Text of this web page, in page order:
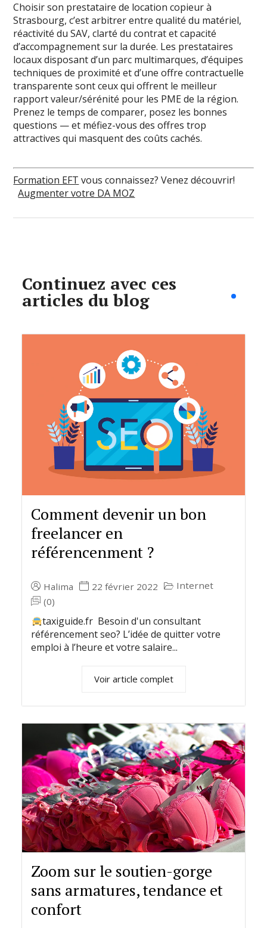
Choisir son prestataire de location copieur à
Strasbourg, c’est arbitrer entre qualité du matériel,
réactivité du SAV, clarté du contrat et capacité
d’accompagnement sur la durée. Les prestataires
locaux disposant d’un parc multimarques, d’équipes
techniques de proximité et d’une offre contractuelle
transparente sont ceux qui offrent le meilleur
rapport valeur/sérénité pour les PME de la région.
Prenez le temps de comparer, posez les bonnes
questions — et méfiez-vous des offres trop
attractives qui masquent des coûts cachés.
Formation EFT vous connaissez? Venez découvrir!
Augmenter votre DA MOZ
Continuez avec ces
articles du blog
Comment devenir un bon
freelancer en
référencenment ?
Halima 22 février 2022
Internet
(0)
taxiguide.fr Besoin d'un consultant
référencement seo? L’idée de quitter votre
emploi à l’heure et votre salaire...
Voir article complet
Zoom sur le soutien-gorge
sans armatures, tendance et
confort